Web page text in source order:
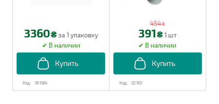
391064
3360₴ за 1 упаковку
02163
454₴
391₴1 шт